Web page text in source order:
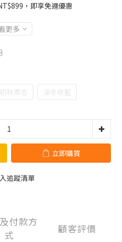
，即享免運優惠
更多
初秋栗杏 深冬夜藍
立即購買
追蹤清單
付款方
式
顧客評價